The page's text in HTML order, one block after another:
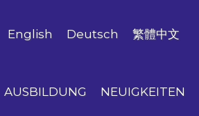
English Deutsch 繁體中文
AUSBILDUNG NEUIGKEITEN